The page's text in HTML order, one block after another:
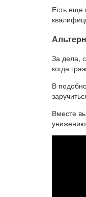
Есть еще
За дела,
когда
В
Вместе